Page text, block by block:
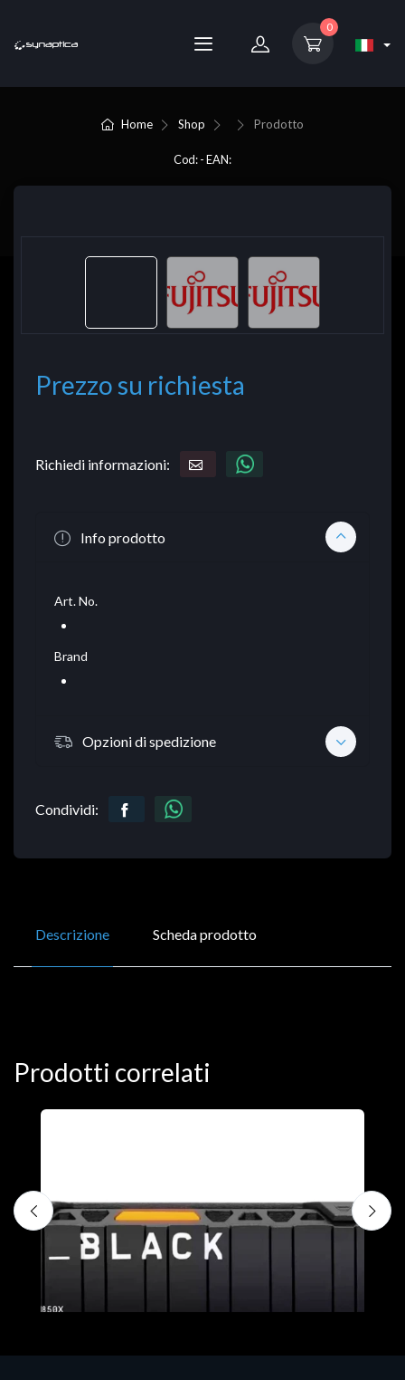
0
Home Shop Prodotto
Cod: - EAN:
Prezzo su richiesta
Richiedi informazioni:
Info prodotto
Art. No.
Brand
Opzioni di spedizione
Condividi:
Descrizione Scheda prodotto
Prodotti correlati